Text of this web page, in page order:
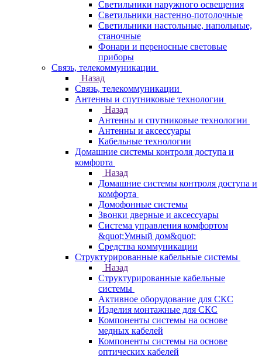
Светильники наружного освещения
Светильники настенно-потолочные
Светильники настольные, напольные,
станочные
Фонари и переносные световые
приборы
Связь, телекоммуникации
Назад
Связь, телекоммуникации
Антенны и спутниковые технологии
Назад
Антенны и спутниковые технологии
Антенны и аксессуары
Кабельные технологии
Домашние системы контроля доступа и
комфорта
Назад
Домашние системы контроля доступа и
комфорта
Домофонные системы
Звонки дверные и аксессуары
Система управления комфортом
&quot;Умный дом&quot;
Средства коммуникации
Структурированные кабельные системы
Назад
Структурированные кабельные
системы
Активное оборудование для СКС
Изделия монтажные для СКС
Компоненты системы на основе
медных кабелей
Компоненты системы на основе
оптических кабелей